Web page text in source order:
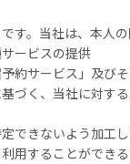
。当社は、本人の
ービスの提供
約サービス」及び
づく、当社に対す
できないよう加工
用することができる